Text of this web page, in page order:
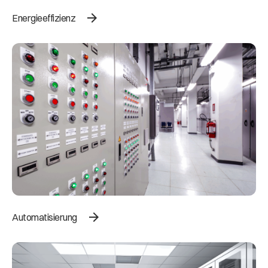
Energieeffizienz arrow_forward
Automatisierung arrow_forward